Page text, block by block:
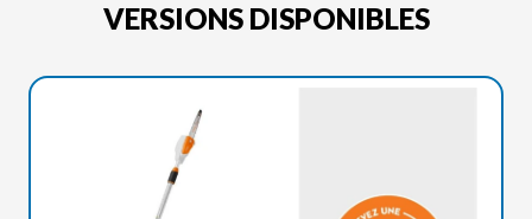
VERSIONS DISPONIBLES